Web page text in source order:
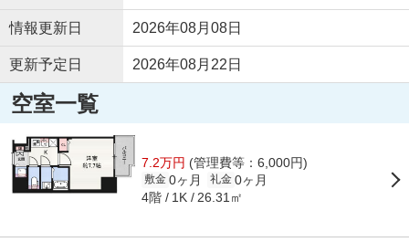
情報更新日 2026年08月08日
更新予定日 2026年08月22日
空室一覧
7.2万円 (管理費等：6,000円)
敷金 0ヶ月 礼金 0ヶ月
4階 1K 26.31㎡